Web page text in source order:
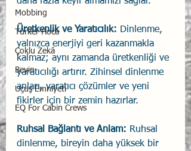
Mobbing
Türker Hoca
Çoklu Zekâ
Beyin
Uçuş Emniyeti
EQ For Cabin Crews
Üretkenlik ve Yaratıcılık: Dinlenme,
yalnızca enerjiyi geri kazanmakla
kalmaz; aynı zamanda üretkenliği ve
yaratıcılığı artırır. Zihinsel dinlenme
anları, yaratıcı çözümler ve yeni
fikirler için bir zemin hazırlar.
Ruhsal Bağlantı ve Anlam: Ruhsal
dinlenme, bireyin daha yüksek bir